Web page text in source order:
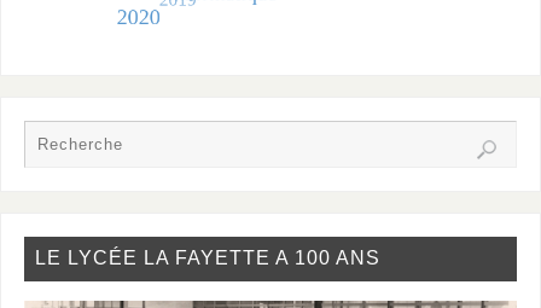
LE LYCÉE LA FAYETTE A 100 ANS